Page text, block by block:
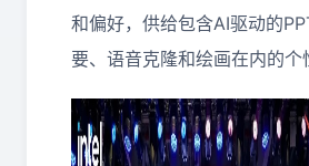
和偏好，供给包含AI驱动的
要、语音克隆和绘画在内的个